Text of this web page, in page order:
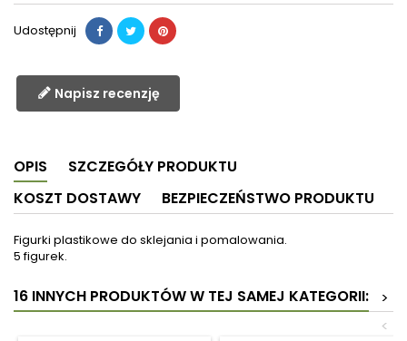
Udostępnij
Napisz recenzję
OPIS
SZCZEGÓŁY PRODUKTU
KOSZT DOSTAWY
BEZPIECZEŃSTWO PRODUKTU
Figurki plastikowe do sklejania i pomalowania.
5 figurek.
16 INNYCH PRODUKTÓW W TEJ SAMEJ KATEGORII:
>
<